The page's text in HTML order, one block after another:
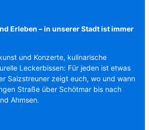
Erleben – in unserer Stadt ist immer
und Konzerte, kulinarische
Leckerbissen: Für jeden ist etwas
Salzstreuner zeigt euch, wo und wann
Straße über Schötmar bis nach
Ahmsen.